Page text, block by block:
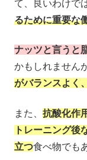
て、良いわけで
るために重要な
ナッツと言うと
かもしれません
がバランスよく
また、 抗酸化作
トレーニング後
立つ食べ物でも